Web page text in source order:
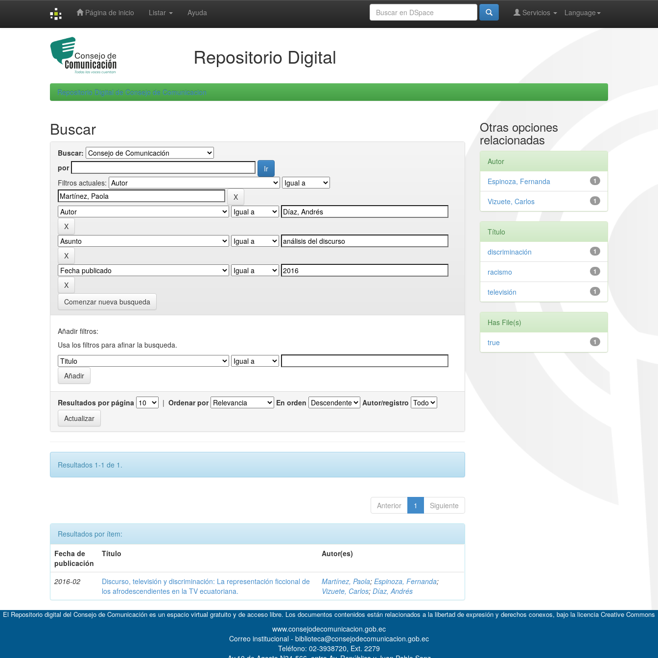
Página de inicio Listar Ayuda Language
Servicios
Repositorio Digital
Repositorio Digital de Consejo de Comunicacion
Buscar
Buscar:
por
Filtros actuales:
Comenzar nueva busqueda
Añadir filtros:
Usa los filtros para afinar la busqueda.
Resultados por página | Ordenar por En orden Autor/registro
Resultados 1-1 de 1.
Anterior 1 Siguiente
Resultados por ítem:
Fecha de
publicación
Título Autor(es)
2016-02
Discurso, televisión y discriminación: La representación ficcional de
los afrodescendientes en la TV ecuatoriana.
Martínez, Paola;Espinoza, Fernanda;
Vizuete, Carlos;Díaz, Andrés
Otras opciones
relacionadas
Autor
1
Espinoza, Fernanda
1
Vizuete, Carlos
Título
1
discriminación
1
racismo
1
televisión
Has File(s)
1
true
El Repositorio digital del Consejo de Comunicación es un espacio virtual gratuito y de acceso libre. Los documentos contenidos están relacionados a la libertad de expresión y derechos conexos, bajo la licencia Creative Commons
www.consejodecomunicacion.gob.ec
Correo institucional - biblioteca@consejodecomunicacion.gob.ec
Teléfono: 02-3938720, Ext. 2279